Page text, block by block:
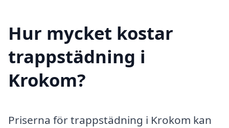
Hur mycket kostar
trappstädning i
Krokom?
Priserna för trappstädning i Krokom kan